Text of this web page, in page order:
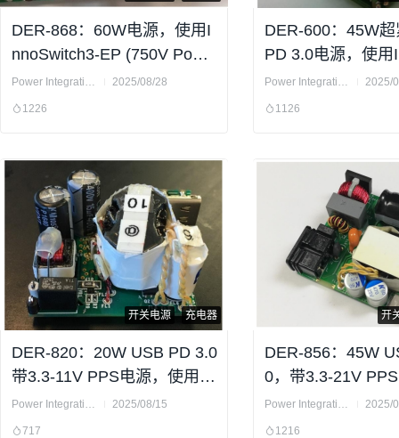
DER-868：60W电源，使用I
nnoSwitch3-EP (750V Powi
GaN开关芯片)
Power Integrations 2025/08/28
1226
DER-600：45W
PD 3.0电源，使用
h3-Pro芯片Power Integrations 2025/
1126
开关电源 充电器
DER-820：20W USB PD 3.0
带3.3-11V PPS电源，使用In
noSwitch3Power Integrations 2025/08/15
717
开
DER-856：45W
0，带3.3-21V
用PowiGaN技术
Power Integrations 2025/
1216